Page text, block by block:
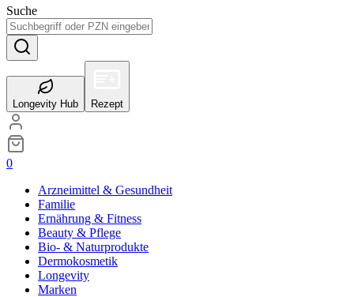
Suche
Longevity Hub Rezept
0
Arzneimittel & Gesundheit
Familie
Ernährung & Fitness
Beauty & Pflege
Bio- & Naturprodukte
Dermokosmetik
Longevity
Marken